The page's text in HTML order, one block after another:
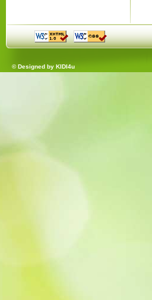
© Designed by KIDI4u